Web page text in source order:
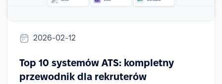
2026-02-12
Top 10 systemów ATS: kompletny
przewodnik dla rekruterów